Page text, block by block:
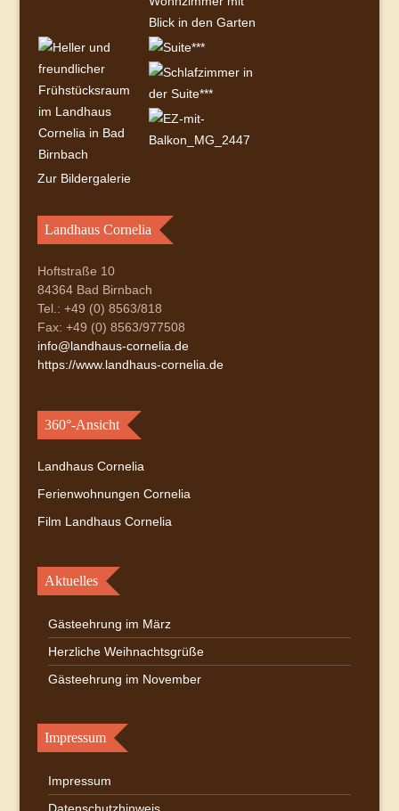
Zur Bildergalerie
Landhaus Cornelia
Hoftstraße 10
84364 Bad Birnbach
Tel.: +49 (0) 8563/818
Fax: +49 (0) 8563/977508
info@landhaus-cornelia.de
https://www.landhaus-cornelia.de
360°-Ansicht
Landhaus Cornelia
Ferienwohnungen Cornelia
Film Landhaus Cornelia
Aktuelles
Gästeehrung im März
Herzliche Weihnachtsgrüße
Gästeehrung im November
Impressum
Impressum